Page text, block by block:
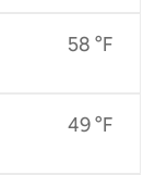
58 °F
49 °F